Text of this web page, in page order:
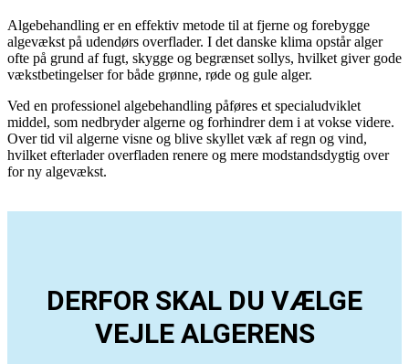
Algebehandling er en effektiv metode til at fjerne og forebygge
algevækst på udendørs overflader. I det danske klima opstår alger
ofte på grund af fugt, skygge og begrænset sollys, hvilket giver gode
vækstbetingelser for både grønne, røde og gule alger.
Ved en professionel algebehandling påføres et specialudviklet
middel, som nedbryder algerne og forhindrer dem i at vokse videre.
Over tid vil algerne visne og blive skyllet væk af regn og vind,
hvilket efterlader overfladen renere og mere modstandsdygtig over
for ny algevækst.
DERFOR SKAL DU VÆLGE
VEJLE ALGERENS